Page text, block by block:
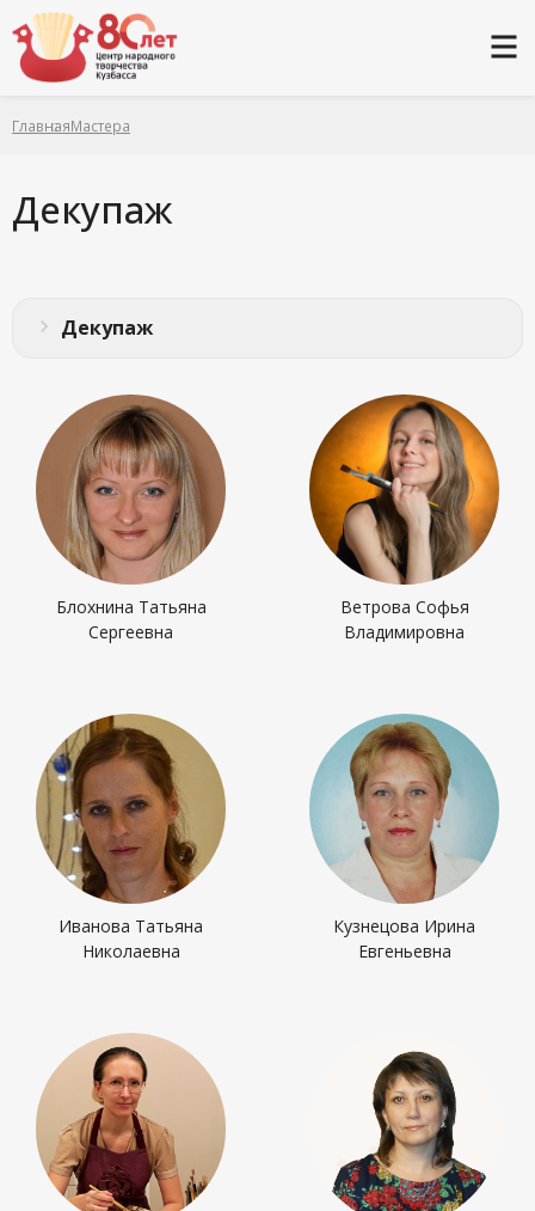
ГлавнаяМастера
Декупаж
Блохнина Татьяна
Сергеевна
Ветрова Софья
Владимировна
Иванова Татьяна
Николаевна
Кузнецова Ирина
Евгеньевна
Декупаж